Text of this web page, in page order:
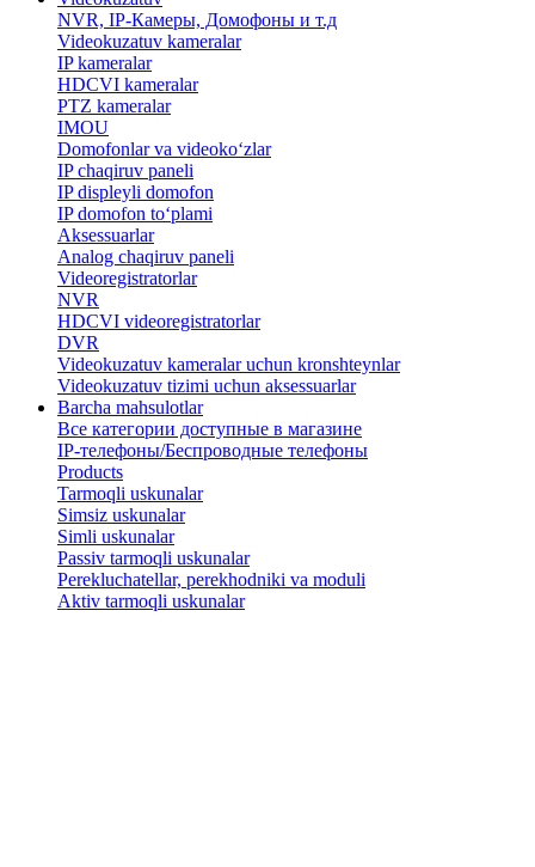
NVR, IP-Камеры, Домофоны и т.д
Videokuzatuv kameralar
IP kameralar
HDCVI kameralar
PTZ kameralar
IMOU
​Domofonlar va videoko‘zlar
IP chaqiruv paneli
IP displeyli domofon
IP domofon to‘plami
Aksessuarlar
Analog chaqiruv paneli
Videoregistratorlar
NVR
HDCVI videoregistratorlar
DVR
Videokuzatuv kameralar uchun kronshteynlar
​Videokuzatuv tizimi uchun aksessuarlar
Barcha mahsulotlar
Все категории доступные в магазине
IP-телефоны/Беспроводные телефоны
Products
Tarmoqli uskunalar
Simsiz uskunalar
Simli uskunalar
Passiv tarmoqli uskunalar
​Perekluchatellar, perekhodniki va moduli
Aktiv tarmoqli uskunalar